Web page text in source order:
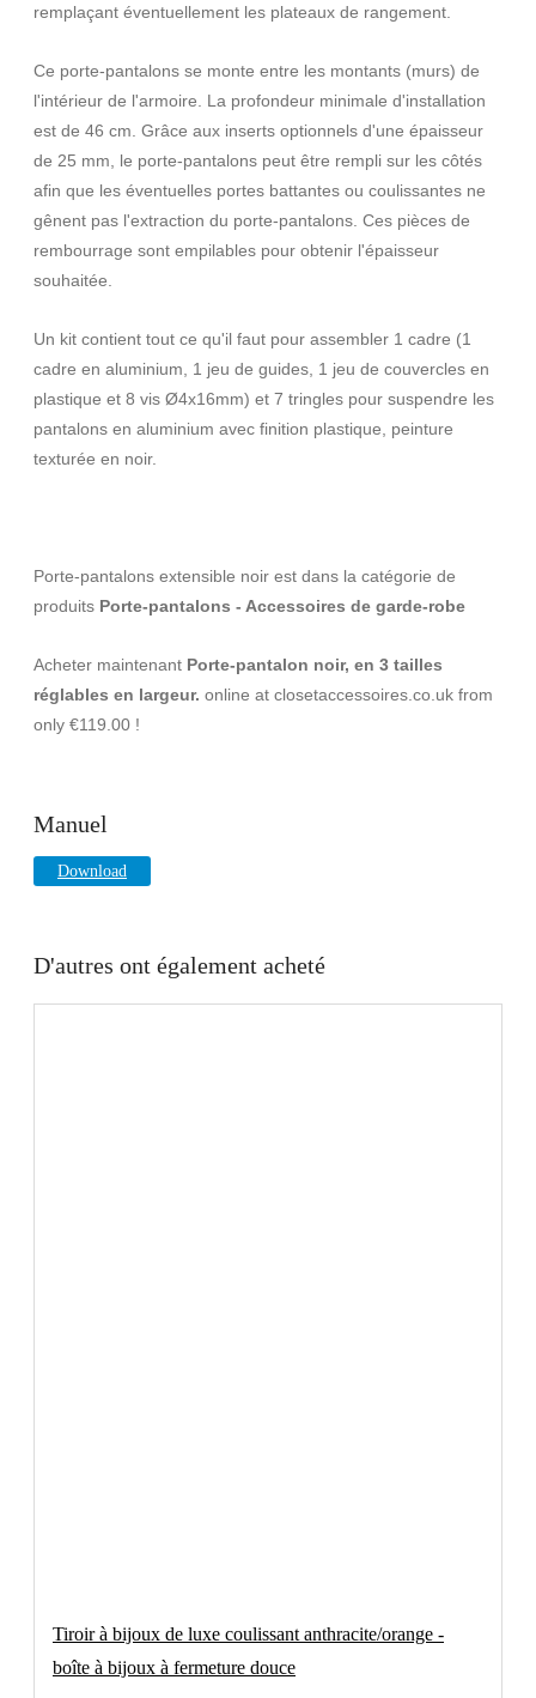
remplaçant éventuellement les plateaux de rangement.
Ce porte-pantalons se monte entre les montants (murs) de
l'intérieur de l'armoire. La profondeur minimale d'installation
est de 46 cm. Grâce aux inserts optionnels d'une épaisseur
de 25 mm, le porte-pantalons peut être rempli sur les côtés
afin que les éventuelles portes battantes ou coulissantes ne
gênent pas l'extraction du porte-pantalons. Ces pièces de
rembourrage sont empilables pour obtenir l'épaisseur
souhaitée.
Un kit contient tout ce qu'il faut pour assembler 1 cadre (1
cadre en aluminium, 1 jeu de guides, 1 jeu de couvercles en
plastique et 8 vis Ø4x16mm) et 7 tringles pour suspendre les
pantalons en aluminium avec finition plastique, peinture
texturée en noir.
Porte-pantalons extensible noir est dans la catégorie de
produits Porte-pantalons - Accessoires de garde-robe
Acheter maintenant Porte-pantalon noir, en 3 tailles
réglables en largeur. online at closetaccessoires.co.uk from
only €119.00 !
Manuel
Download
D'autres ont également acheté
Tiroir à bijoux de luxe coulissant anthracite/orange -
boîte à bijoux à fermeture douce